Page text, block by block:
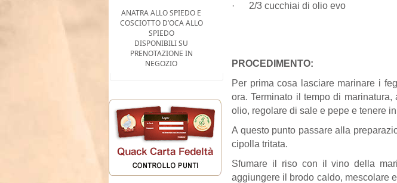
ANATRA ALLO SPIEDO E
COSCIOTTO D’OCA ALLO
SPIEDO
DISPONIBILI SU
PRENOTAZIONE IN
NEGOZIO
· 2/3 cucchiai di olio evo
PROCEDIMENTO:
Per prima cosa lasciare marinare i
ora. Terminato il tempo di
olio, regolare di sale e pepe e tenere
A questo punto passare alla
cipolla tritata.
Sfumare il riso con il vino della
aggiungere il brodo caldo, mescolare